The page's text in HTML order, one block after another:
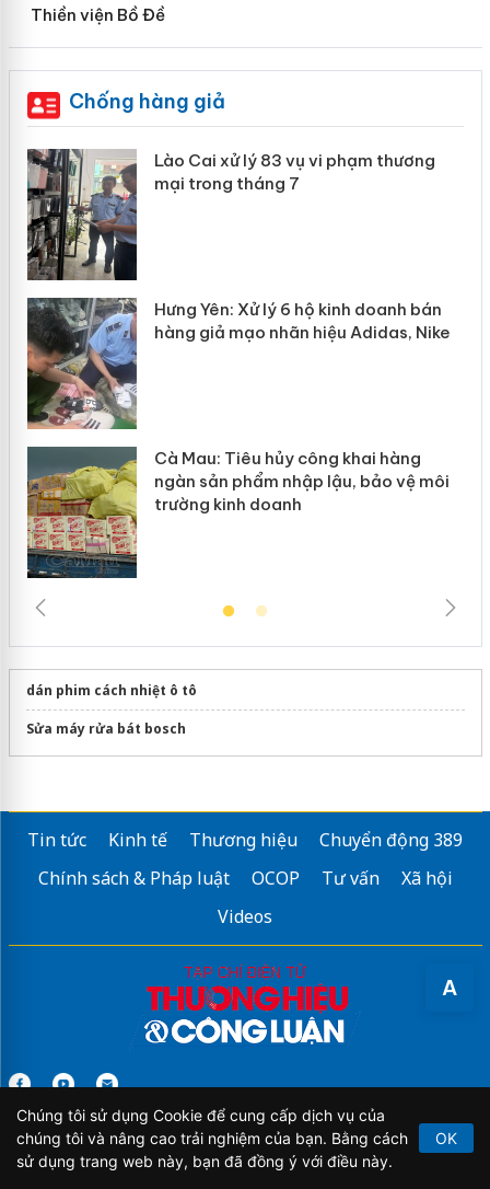
A
Thiền viện Bồ Đề
Chống hàng giả
Lào Cai xử lý 83 vụ vi phạm thương
mại trong tháng 7
Hưng Yên: Xử lý 6 hộ kinh doanh bán
hàng giả mạo nhãn hiệu Adidas, Nike
Cà Mau: Tiêu hủy công khai hàng
ngàn sản phẩm nhập lậu, bảo vệ môi
trường kinh doanh
dán phim cách nhiệt ô tô
Sửa máy rửa bát bosch
Tin tức Kinh tế Thương hiệu
Chuyển động 389
Chính sách & Pháp luật
OCOP Tư vấn
Xã hội
Videos
Tạp chí điện tử Thương hiệu và Công luận của cơ quan Trung
ương Hiệp hội Chống hàng giả và Bảo vệ Thương hiệu Việt Nam
(Vatap)
Chúng tôi sử dụng Cookie để cung cấp dịch vụ của
chúng tôi và nâng cao trải nghiệm của bạn. Bằng cách
sử dụng trang web này, bạn đã đồng ý với điều này.
OK